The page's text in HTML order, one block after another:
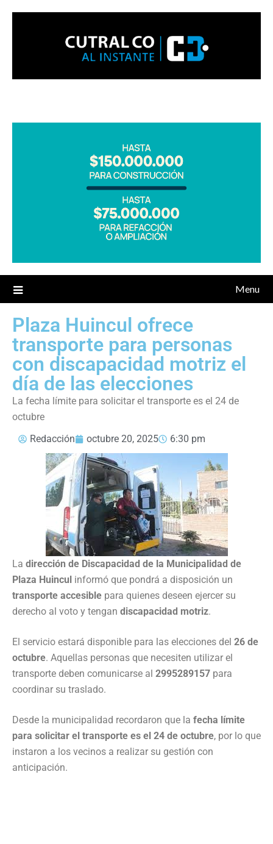
Menu
Plaza Huincul ofrece
transporte para personas
con discapacidad motriz el
día de las elecciones
La fecha límite para solicitar el transporte es el 24 de
octubre
Redacción
octubre 20, 2025 6:30 pm
La dirección de Discapacidad de la Municipalidad de
Plaza Huincul informó que pondrá a disposición un
transporte accesible para quienes deseen ejercer su
derecho al voto y tengan discapacidad motriz.
El servicio estará disponible para las elecciones del 26 de
octubre. Aquellas personas que necesiten utilizar el
transporte deben comunicarse al 2995289157 para
coordinar su traslado.
Desde la municipalidad recordaron que la fecha límite
para solicitar el transporte es el 24 de octubre, por lo que
instaron a los vecinos a realizar su gestión con
anticipación.